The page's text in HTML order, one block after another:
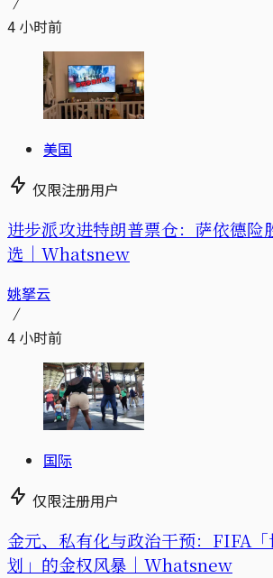
4 小时前
美国
仅限注册用户
进步派攻进特朗普票仓：萨依德险
选｜Whatsnew
姚拏云
4 小时前
国际
仅限注册用户
金元、私有化与政治干预：FIFA
划」的金权风暴｜Whatsnew